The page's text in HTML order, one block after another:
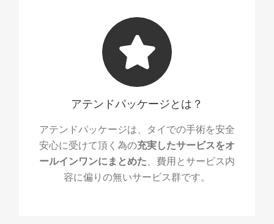
アテンドパッケージとは？
アテンドパッケージは、タイでの手術を安全
安心に受けて頂く為の充実したサービスをオ
ールインワンにまとめた 、費用とサービス内
容に偏りの無いサービス群です。